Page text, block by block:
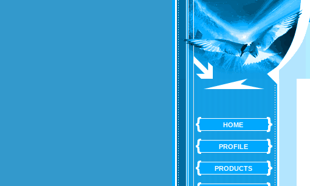
HOME
PROFILE
PRODUCTS